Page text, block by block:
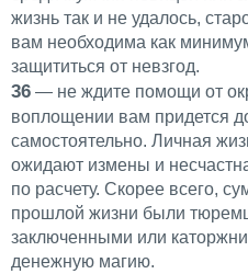
жизнь так и не удалось,
вам необходима как
защититься от невзгод.
36 — не ждите помощи от
воплощении вам придется
самостоятельно. Личная
ожидают измены и
по расчету. Скорее всего,
прошлой жизни были
заключенными или
денежную магию.